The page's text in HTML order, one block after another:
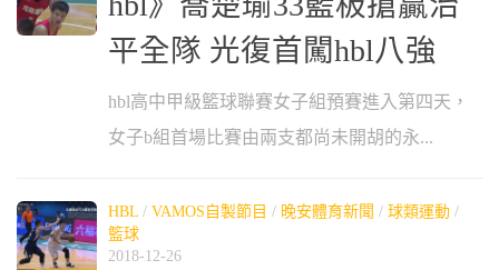
平全隊 光復首闖hbl八強
hbl高中甲級籃球聯賽女子組預賽進入第四天，
女子b組首場比賽由兩支都尚未開胡的永...
HBL / VAMOS自製節目 / 晚安體育新聞 / 球類運動 /
籃球
2018-12-26